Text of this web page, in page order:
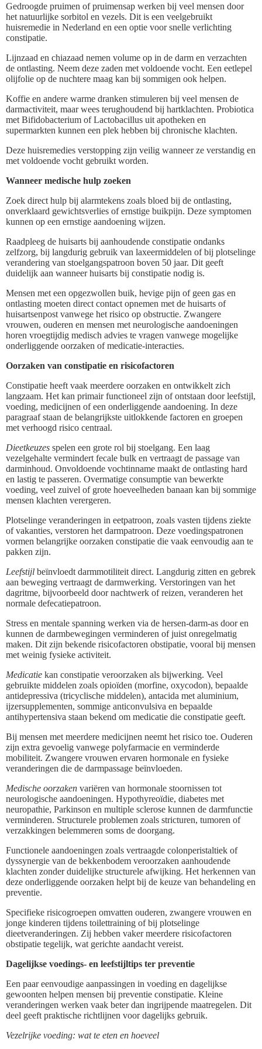
Gedroogde pruimen of pruimensap werken bij veel mensen door
het natuurlijke sorbitol en vezels. Dit is een veelgebruikt
huisremedie in Nederland en een optie voor snelle verlichting
constipatie.
Lijnzaad en chiazaad nemen volume op in de darm en verzachten
de ontlasting. Neem deze zaden met voldoende vocht. Een eetlepel
olijfolie op de nuchtere maag kan bij sommigen ook helpen.
Koffie en andere warme dranken stimuleren bij veel mensen de
darmactiviteit, maar wees terughoudend bij hartklachten. Probiotica
met Bifidobacterium of Lactobacillus uit apotheken en
supermarkten kunnen een plek hebben bij chronische klachten.
Deze huisremedies verstopping zijn veilig wanneer ze verstandig en
met voldoende vocht gebruikt worden.
Wanneer medische hulp zoeken
Zoek direct hulp bij alarmtekens zoals bloed bij de ontlasting,
onverklaard gewichtsverlies of ernstige buikpijn. Deze symptomen
kunnen op een ernstige aandoening wijzen.
Raadpleeg de huisarts bij aanhoudende constipatie ondanks
zelfzorg, bij langdurig gebruik van laxeermiddelen of bij plotselinge
verandering van stoelgangspatroon boven 50 jaar. Dit geeft
duidelijk aan wanneer huisarts bij constipatie nodig is.
Mensen met een opgezwollen buik, hevige pijn of geen gas en
ontlasting moeten direct contact opnemen met de huisarts of
huisartsenpost vanwege het risico op obstructie. Zwangere
vrouwen, ouderen en mensen met neurologische aandoeningen
horen vroegtijdig medisch advies te vragen vanwege mogelijke
onderliggende oorzaken of medicatie-interacties.
Oorzaken van constipatie en risicofactoren
Constipatie heeft vaak meerdere oorzaken en ontwikkelt zich
langzaam. Het kan primair functioneel zijn of ontstaan door leefstijl,
voeding, medicijnen of een onderliggende aandoening. In deze
paragraaf staan de belangrijkste uitlokkende factoren en groepen
met verhoogd risico centraal.
Dieetkeuzes spelen een grote rol bij stoelgang. Een laag
vezelgehalte vermindert fecale bulk en vertraagt de passage van
darminhoud. Onvoldoende vochtinname maakt de ontlasting hard
en lastig te passeren. Overmatige consumptie van bewerkte
voeding, veel zuivel of grote hoeveelheden banaan kan bij sommige
mensen klachten verergeren.
Plotselinge veranderingen in eetpatroon, zoals vasten tijdens ziekte
of vakanties, verstoren het darmpatroon. Deze voedingspatronen
vormen belangrijke oorzaken constipatie die vaak eenvoudig aan te
pakken zijn.
Leefstijl beïnvloedt darmmotiliteit direct. Langdurig zitten en gebrek
aan beweging vertraagt de darmwerking. Verstoringen van het
dagritme, bijvoorbeeld door nachtwerk of reizen, veranderen het
normale defecatiepatroon.
Stress en mentale spanning werken via de hersen-darm-as door en
kunnen de darmbewegingen verminderen of juist onregelmatig
maken. Dit zijn bekende risicofactoren obstipatie, vooral bij mensen
met weinig fysieke activiteit.
Medicatie kan constipatie veroorzaken als bijwerking. Veel
gebruikte middelen zoals opioïden (morfine, oxycodon), bepaalde
antidepressiva (tricyclische middelen), antacida met aluminium,
ijzersupplementen, sommige anticonvulsiva en bepaalde
antihypertensiva staan bekend om medicatie die constipatie geeft.
Bij mensen met meerdere medicijnen neemt het risico toe. Ouderen
zijn extra gevoelig vanwege polyfarmacie en verminderde
mobiliteit. Zwangere vrouwen ervaren hormonale en fysieke
veranderingen die de darmpassage beïnvloeden.
Medische oorzaken variëren van hormonale stoornissen tot
neurologische aandoeningen. Hypothyreoïdie, diabetes met
neuropathie, Parkinson en multiple sclerose kunnen de darmfunctie
verminderen. Structurele problemen zoals stricturen, tumoren of
verzakkingen belemmeren soms de doorgang.
Functionele aandoeningen zoals vertraagde colonperistaltiek of
dyssynergie van de bekkenbodem veroorzaken aanhoudende
klachten zonder duidelijke structurele afwijking. Het herkennen van
deze onderliggende oorzaken helpt bij de keuze van behandeling en
preventie.
Specifieke risicogroepen omvatten ouderen, zwangere vrouwen en
jonge kinderen tijdens toilettraining of bij plotselinge
dieetveranderingen. Zij hebben vaker meerdere risicofactoren
obstipatie tegelijk, wat gerichte aandacht vereist.
Dagelijkse voedings- en leefstijltips ter preventie
Een paar eenvoudige aanpassingen in voeding en dagelijkse
gewoonten helpen mensen bij preventie constipatie. Kleine
veranderingen werken vaak beter dan ingrijpende maatregelen. Dit
deel geeft praktische richtlijnen voor dagelijks gebruik.
Vezelrijke voeding: wat te eten en hoeveel